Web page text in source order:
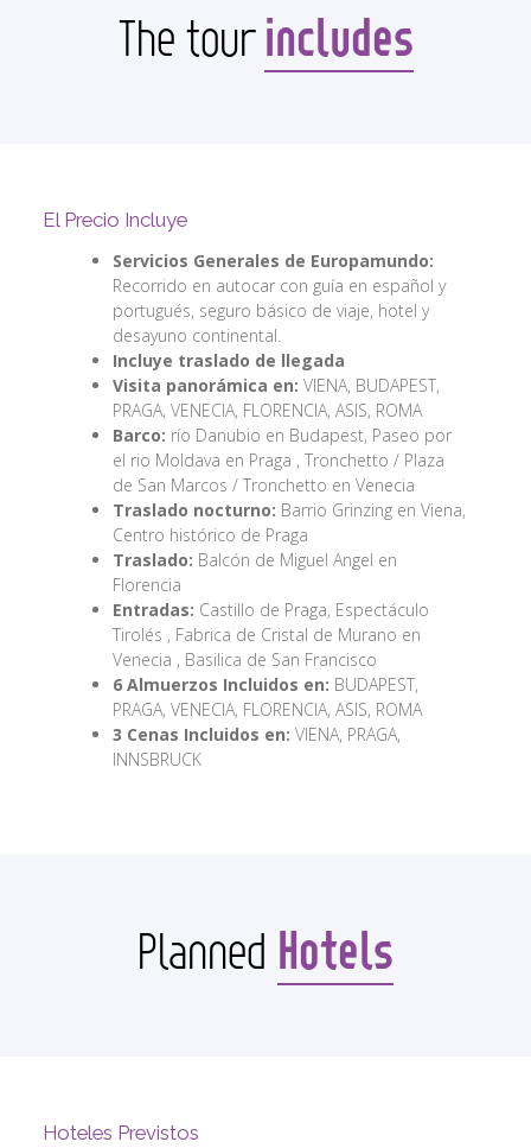
The tourincludes
El Precio Incluye
Servicios Generales de Europamundo:
Recorrido en autocar con guía en español y
portugués, seguro básico de viaje, hotel y
desayuno continental.
Incluye traslado de llegada
Visita panorámica en: VIENA, BUDAPEST,
PRAGA, VENECIA, FLORENCIA, ASIS, ROMA
Barco: río Danubio en Budapest, Paseo por
el rio Moldava en Praga , Tronchetto / Plaza
de San Marcos / Tronchetto en Venecia
Traslado nocturno: Barrio Grinzing en Viena,
Centro histórico de Praga
Traslado: Balcón de Miguel Angel en
Florencia
Entradas: Castillo de Praga, Espectáculo
Tirolés , Fabrica de Cristal de Murano en
Venecia , Basilica de San Francisco
6 Almuerzos Incluidos en: BUDAPEST,
PRAGA, VENECIA, FLORENCIA, ASIS, ROMA
3 Cenas Incluidos en: VIENA, PRAGA,
INNSBRUCK
Planned Hotels
Hoteles Previstos